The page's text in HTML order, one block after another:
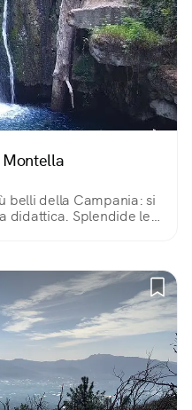
belli della Campania: si
didattica. Splendide le